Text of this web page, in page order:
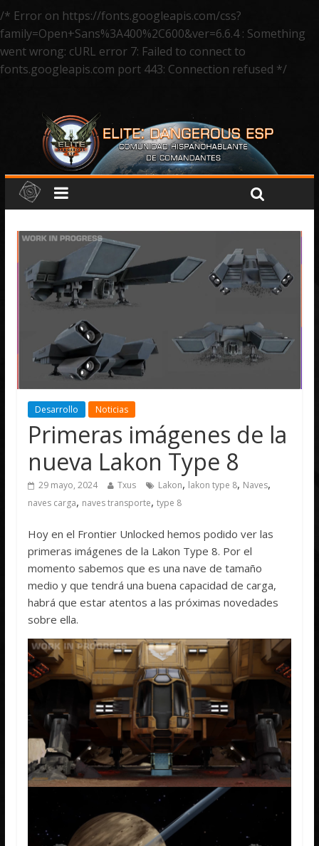
/* Error on https://fonts.googleapis.com/css?
family=Open+Sans%3A400%2C600&ver=6.6.4 : Something
went wrong: cURL error 7: Failed to connect to
fonts.googleapis.com port 443: Connection refused */
Desarrollo Noticias
Primeras imágenes de la
nueva Lakon Type 8
29 mayo, 2024 Txus Lakon, lakon type 8, Naves,
naves carga, naves transporte,type 8
Hoy en el Frontier Unlocked hemos podido ver las
primeras imágenes de la Lakon Type 8. Por el
momento sabemos que es una nave de tamaño
medio y que tendrá una buena capacidad de carga,
habrá que estar atentos a las próximas novedades
sobre ella.